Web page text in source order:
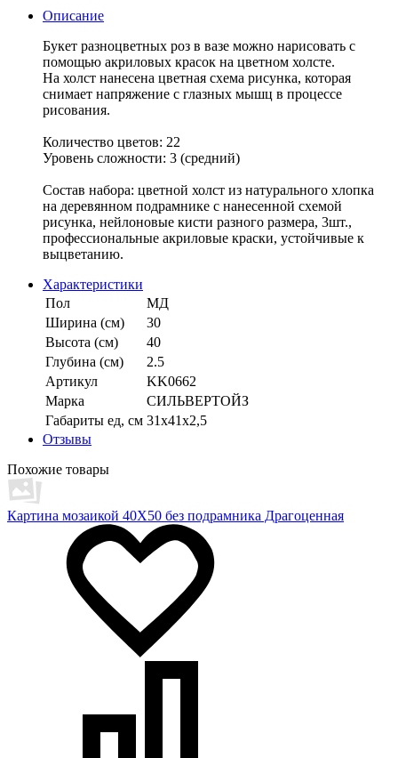
Описание
Букет разноцветных роз в вазе можно нарисовать с
помощью акриловых красок на цветном холсте.
На холст нанесена цветная схема рисунка, которая
снимает напряжение с глазных мышц в процессе
рисования.
Количество цветов: 22
Уровень сложности: 3 (средний)
Состав набора: цветной холст из натурального хлопка
на деревянном подрамнике с нанесенной схемой
рисунка, нейлоновые кисти разного размера, 3шт.,
профессиональные акриловые краски, устойчивые к
выцветанию.
Характеристики
Пол
МД
Ширина (см)
30
Высота (см)
40
Глубина (см)
2.5
Артикул
KK0662
Марка
СИЛЬВЕРТОЙЗ
Габариты ед, см 31х41х2,5
Отзывы
Похожие товары
Картина мозаикой 40Х50 без подрамника Драгоценная